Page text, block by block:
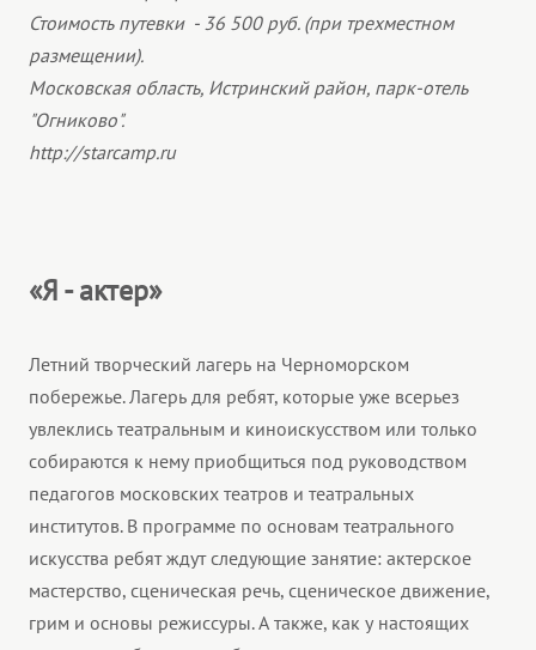
Стоимость путевки - 36 500 руб. (при трехместном
размещении).
Московская область, Истринский район, парк-отель
"Огниково".
http://starcamp.ru
«Я - актер»
Летний творческий лагерь на Черноморском
побережье. Лагерь для ребят, которые уже всерьез
увлеклись театральным и киноискусством или только
собираются к нему приобщиться под руководством
педагогов московских театров и театральных
институтов. В программе по основам театрального
искусства ребят ждут следующие занятие: актерское
мастерство, сценическая речь, сценическое движение,
грим и основы режиссуры. А также, как у настоящих